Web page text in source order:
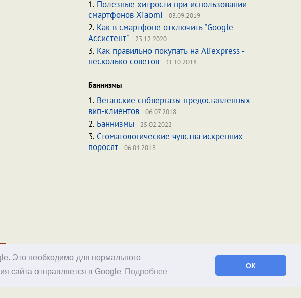
Это необходимо для нормального
сайта отправляется в Google
Подробнее
ОК
1. Полезные хитрости при использовании
смартфонов Xiaomi
03.09.2019
2. Как в смартфоне отключить "Google
Ассистент"
23.12.2020
3. Как правильно покупать на Aliexpress -
несколько советов
31.10.2018
Баннизмы
1. Веганские спбвергазы предоставленных
вип-клиентов
06.07.2018
2. Баннизмы 25.02.2022
3. Стоматологические чувства искренних
поросят
06.04.2018
RSS блога